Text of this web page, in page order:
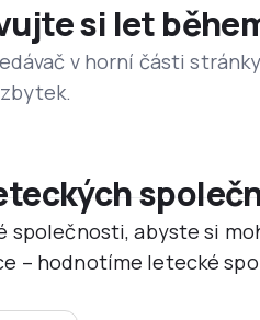
si let
v horní části
společnosti, abyste si
– hodnotíme letecké